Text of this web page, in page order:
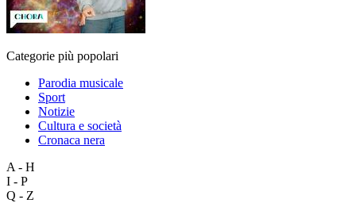
Categorie più popolari
Parodia musicale
Sport
Notizie
Cultura e società
Cronaca nera
A - H
I - P
Q - Z